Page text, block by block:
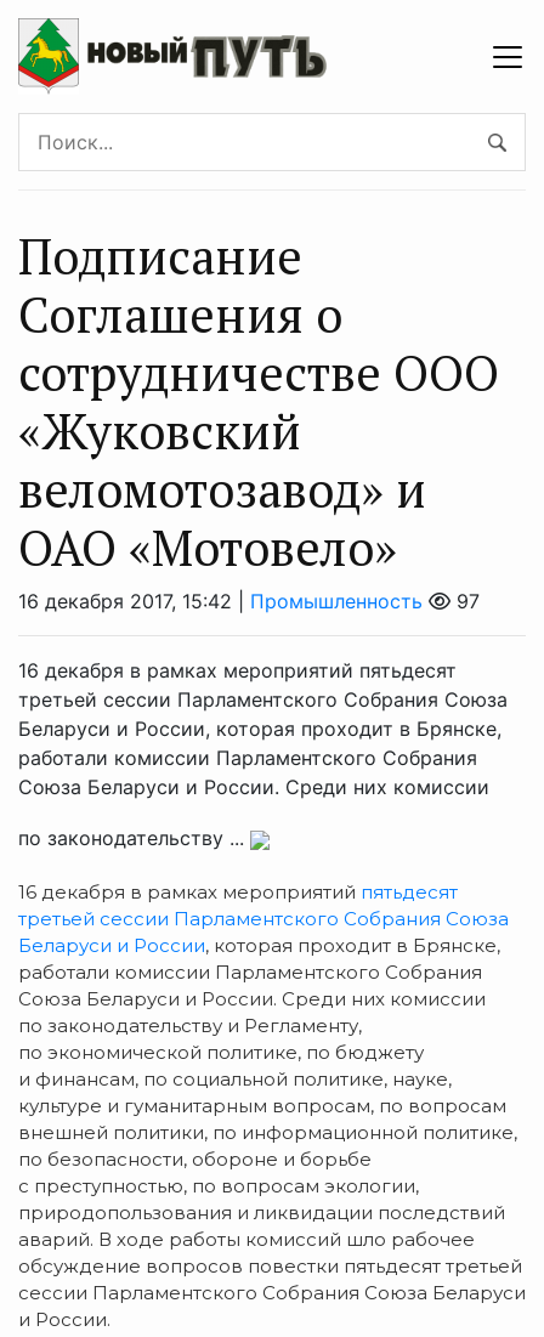
Подписание
Соглашения о
сотрудничестве ООО
«Жуковский
веломотозавод» и
ОАО «Мотовело»
16 декабря 2017, 15:42 | Промышленность 97
16 декабря в рамках мероприятий пятьдесят
третьей сессии Парламентского Собрания Союза
Беларуси и России, которая проходит в Брянске,
работали комиссии Парламентского Собрания
Союза Беларуси и России. Среди них комиссии
по законодательству ...
16 декабря в рамках мероприятий пятьдесят
третьей сессии Парламентского Собрания Союза
Беларуси и России, которая проходит в Брянске,
работали комиссии Парламентского Собрания
Союза Беларуси и России. Среди них комиссии
по законодательству и Регламенту,
по экономической политике, по бюджету
и финансам, по социальной политике, науке,
культуре и гуманитарным вопросам, по вопросам
внешней политики, по информационной политике,
по безопасности, обороне и борьбе
с преступностью, по вопросам экологии,
природопользования и ликвидации последствий
аварий. В ходе работы комиссий шло рабочее
обсуждение вопросов повестки пятьдесят третьей
сессии Парламентского Собрания Союза Беларуси
и России.